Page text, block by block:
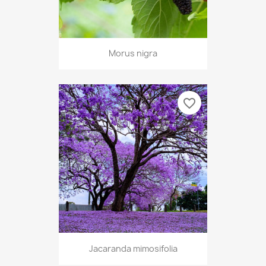
Morus nigra
Jacaranda mimosifolia
favorite_border